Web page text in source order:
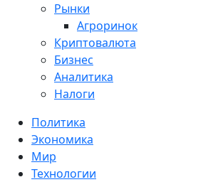
Рынки
Агроринок
Криптовалюта
Бизнес
Аналитика
Налоги
Политика
Экономика
Мир
Технологии